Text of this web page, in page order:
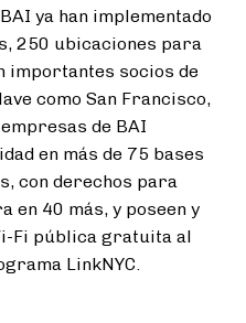
ya han implementado
250 ubicaciones para
importantes socios de
como San Francisco,
de BAI
en más de 75 bases
con derechos para
40 más, y poseen y
Fi pública gratuita al
LinkNYC.